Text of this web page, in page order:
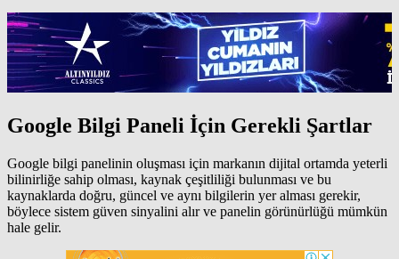
Google Bilgi Paneli İçin Gerekli Şartlar
Google bilgi panelinin oluşması için markanın dijital ortamda yeterli
bilinirliğe sahip olması, kaynak çeşitliliği bulunması ve bu
kaynaklarda doğru, güncel ve aynı bilgilerin yer alması gerekir,
böylece sistem güven sinyalini alır ve panelin görünürlüğü mümkün
hale gelir.